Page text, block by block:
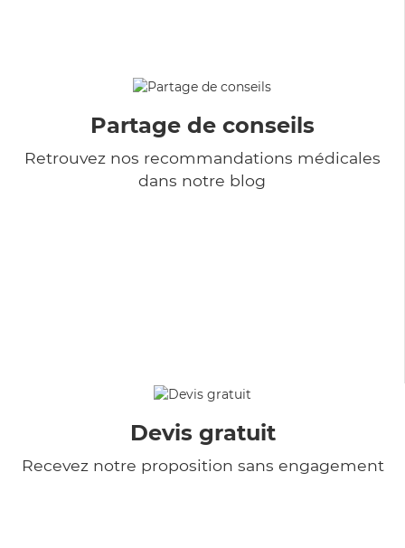
Partage de conseils
Retrouvez nos recommandations médicales
dans notre blog
Devis gratuit
Recevez notre proposition sans engagement